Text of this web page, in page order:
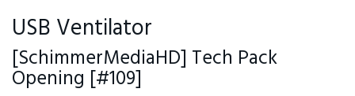
USB Ventilator
[SchimmerMediaHD] Tech Pack
Opening [#109]